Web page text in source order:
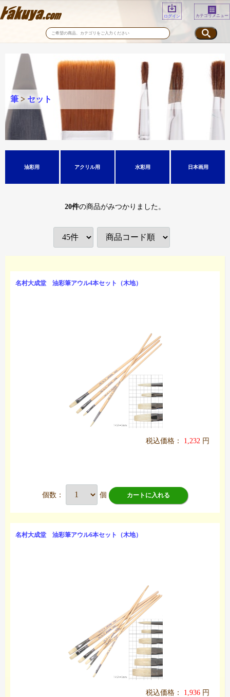
ログイン カテゴリメニュー
筆 > セット
油彩用 アクリル用 水彩用 日本画用
20件の商品がみつかりました。
名村大成堂 油彩筆アウル4本セット（木地）
税込価格： 1,232 円
個数： 個 カートに入れる
名村大成堂 油彩筆アウル6本セット（木地）
税込価格： 1,936 円